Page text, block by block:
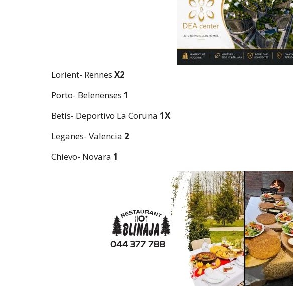
Lorient- Rennes X2
Porto- Belenenses 1
Betis- Deportivo La Coruna 1X
Leganes- Valencia 2
Chievo- Novara 1